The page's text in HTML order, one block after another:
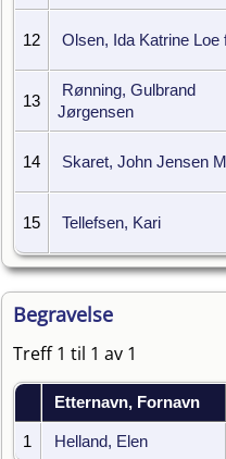
12 Olsen, Ida Katrine Loe
13
Rønning, Gulbrand
Jørgensen
14 Skaret, John Jensen
15 Tellefsen, Kari
Begravelse
Treff 1 til 1 av 1
Etternavn, Fornavn
1 Helland, Elen